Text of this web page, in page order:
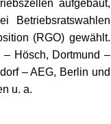
aufgebaut,
Betriebsratswahlen
(RGO) gewählt.
Hösch, Dortmund –
– AEG, Berlin und
u. a.